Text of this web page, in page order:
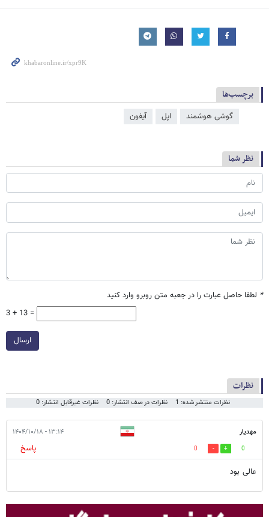
برچسب‌ها
گوشی هوشمند اپل آیفون
نظر شما
* لطفا حاصل عبارت را در جعبه متن روبرو وارد کنید
3 + 13 =
ارسال
نظرات
نظرات منتشر شده: 1 نظرات در صف انتشار: 0 نظرات غیرقابل انتشار: 0
مهدیار ۱۳:۱۴ - ۱۴۰۴/۱۰/۱۸
0
0
پاسخ
عالی بود